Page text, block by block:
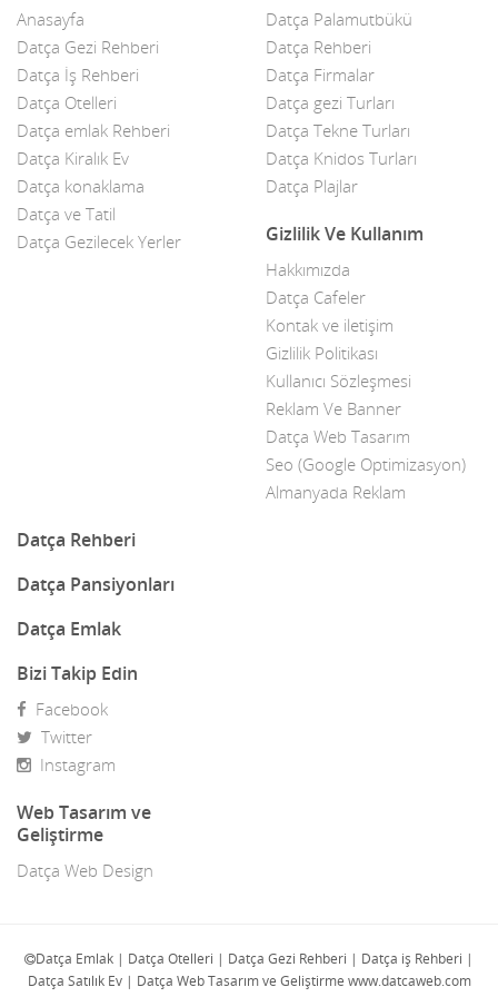
Çelik Kapı
Çiçekçiler
Datça Bademi
Datça Feribot
Datça Köy Ürünleri
Dekorasyon
Demir Doğrama
Dergiler
Diğer Ürünler
Direk Sahibinden Emlak
Diş Doktorları
Doğa Turları
Eğlence Mekanları
Anasayfa
Datça Gezi Rehberi
Datça İş Rehberi
Datça Otelleri
Datça emlak Rehberi
Datça Kiralık Ev
Datça konaklama
Datça ve Tatil
Datça Gezilecek Yerler
Datça Palamutbükü
Datça Rehberi
Datça Firmalar
Datça gezi Turları
Datça Tekne Turları
Datça Knidos Turları
Datça Plajlar
Gizlilik Ve Kullanım
Hakkımızda
Datça Cafeler
Kontak ve iletişim
Gizlilik Politikası
Kullanıcı Sözleşmesi
Reklam Ve Banner
Datça Web Tasarım
Seo (Google Optimizasyon)
Almanyada Reklam
Datça Rehberi
Datça Pansiyonları
Datça Emlak
Bizi Takip Edin
Facebook
Twitter
Instagram
Web Tasarım ve
Geliştirme
Datça Web Design
Datça Emlak | Datça Otelleri | Datça Gezi Rehberi | Datça iş Rehberi |
Datça Satılık Ev | Datça Web Tasarım ve Geliştirme www.datcaweb.com